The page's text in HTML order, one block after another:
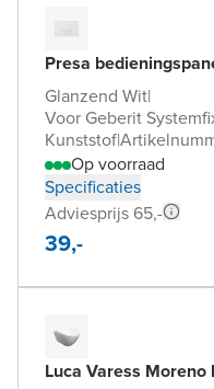
Presa
Glanzend Wit|
Voor Geberit
Kunststof|
Op voorraad
Specificaties
Adviesprijs 65,-
39,-
Luca Varess